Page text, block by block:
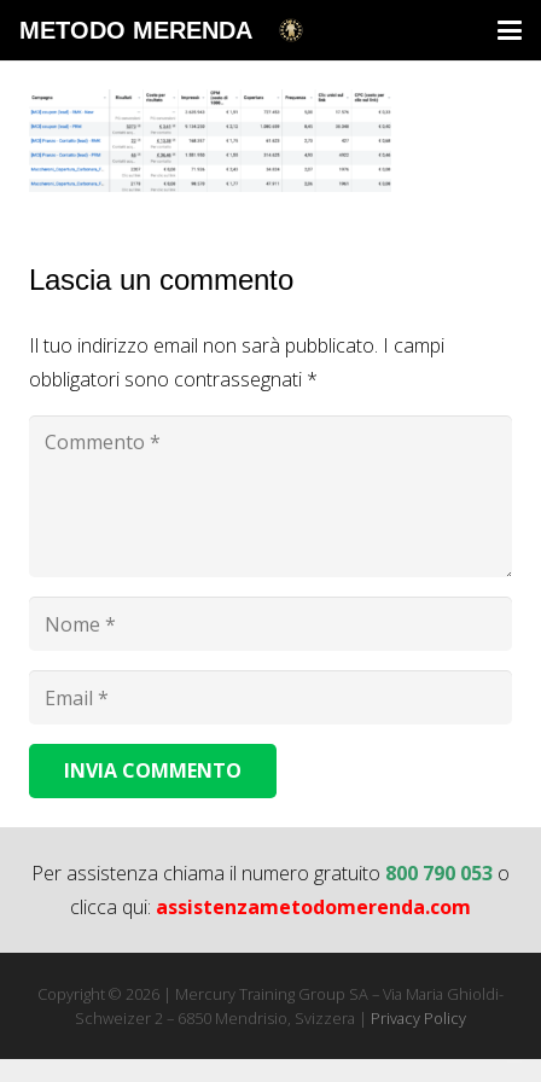
METODO MERENDA
Lascia un commento
Il tuo indirizzo email non sarà pubblicato. I campi
obbligatori sono contrassegnati *
INVIA COMMENTO
Per assistenza chiama il numero gratuito 800 790 053 o
clicca qui: assistenzametodomerenda.com
Copyright © 2026 | Mercury Training Group SA – Via Maria Ghioldi-
Schweizer 2 – 6850 Mendrisio, Svizzera | Privacy Policy